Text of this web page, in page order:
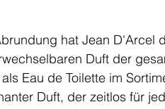
hat Jean D'Arcel
Duft der
Eau de Toilette im
Duft, der zeitlos für